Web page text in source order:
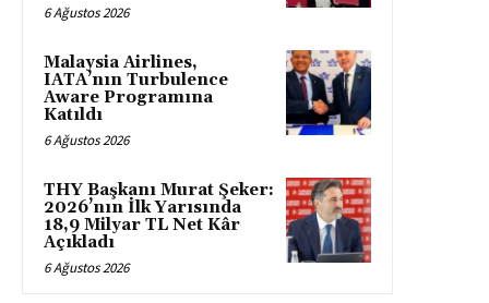
6 Ağustos 2026
Malaysia Airlines,
IATA’nın Turbulence
Aware Programına
Katıldı
6 Ağustos 2026
THY Başkanı Murat Şeker:
2026’nın İlk Yarısında
18,9 Milyar TL Net Kâr
Açıkladı
6 Ağustos 2026